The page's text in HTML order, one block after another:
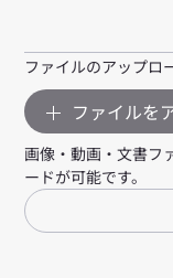
ファイルのアップロ
ファイルを
画像・動画・文書フ
ードが可能です。